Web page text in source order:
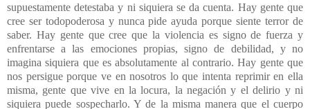
supuestamente detestaba y ni siquiera se da cuenta. Hay gente que
cree ser todopoderosa y nunca pide ayuda porque siente terror de
saber. Hay gente que cree que la violencia es signo de fuerza y
enfrentarse a las emociones propias, signo de debilidad, y no
imagina siquiera que es absolutamente al contrario. Hay gente que
nos persigue porque ve en nosotros lo que intenta reprimir en ella
misma, gente que vive en la locura, la negación y el delirio y ni
siquiera puede sospecharlo. Y de la misma manera que el cuerpo